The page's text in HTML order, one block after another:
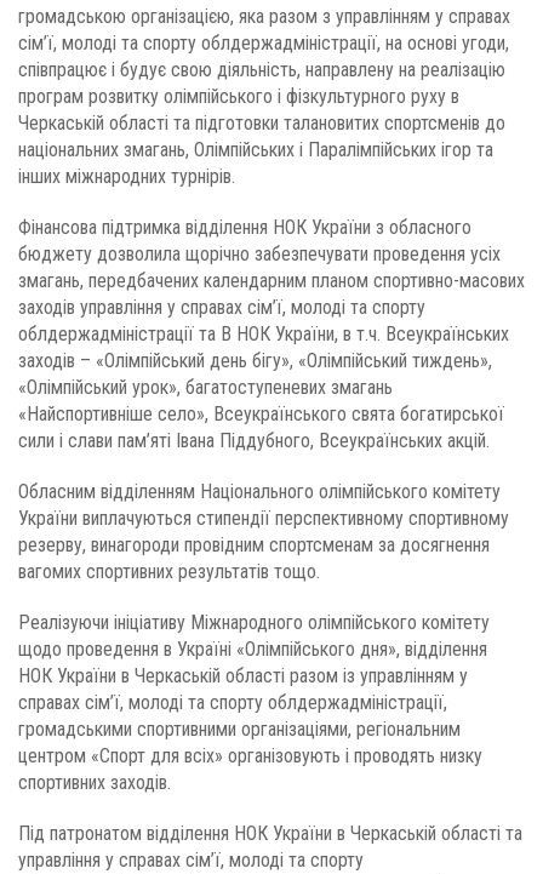
громадською організацією, яка разом з управлінням у справах
сім’ї, молоді та спорту облдержадміністрації, на основі угоди,
співпрацює і будує свою діяльність, направлену на реалізацію
програм розвитку олімпійського і фізкультурного руху в
Черкаській області та підготовки талановитих спортсменів до
національних змагань, Олімпійських і Паралімпійських ігор та
інших міжнародних турнірів.
Фінансова підтримка відділення НОК України з обласного
бюджету дозволила щорічно забезпечувати проведення усіх
змагань, передбачених календарним планом спортивно-масових
заходів управління у справах сім’ї, молоді та спорту
облдержадміністрації та В НОК України, в т.ч. Всеукраїнських
заходів – «Олімпійський день бігу», «Олімпійський тиждень»,
«Олімпійський урок», багатоступеневих змагань
«Найспортивніше село», Всеукраїнського свята богатирської
сили і слави пам’яті Івана Піддубного, Всеукраїнських акцій.
Обласним відділенням Національного олімпійського комітету
України виплачуються стипендії перспективному спортивному
резерву, винагороди провідним спортсменам за досягнення
вагомих спортивних результатів тощо.
Реалізуючи ініціативу Міжнародного олімпійського комітету
щодо проведення в Україні «Олімпійського дня», відділення
НОК України в Черкаській області разом із управлінням у
справах сім’ї, молоді та спорту облдержадміністрації,
громадськими спортивними організаціями, регіональним
центром «Спорт для всіх» організовують і проводять низку
спортивних заходів.
Під патронатом відділення НОК України в Черкаській області та
управління у справах сім’ї, молоді та спорту